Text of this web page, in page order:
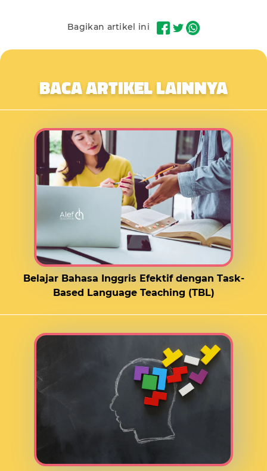
Bagikan artikel ini
BACA ARTIKEL LAINNYA
Belajar Bahasa Inggris Efektif dengan Task-
Based Language Teaching (TBL)